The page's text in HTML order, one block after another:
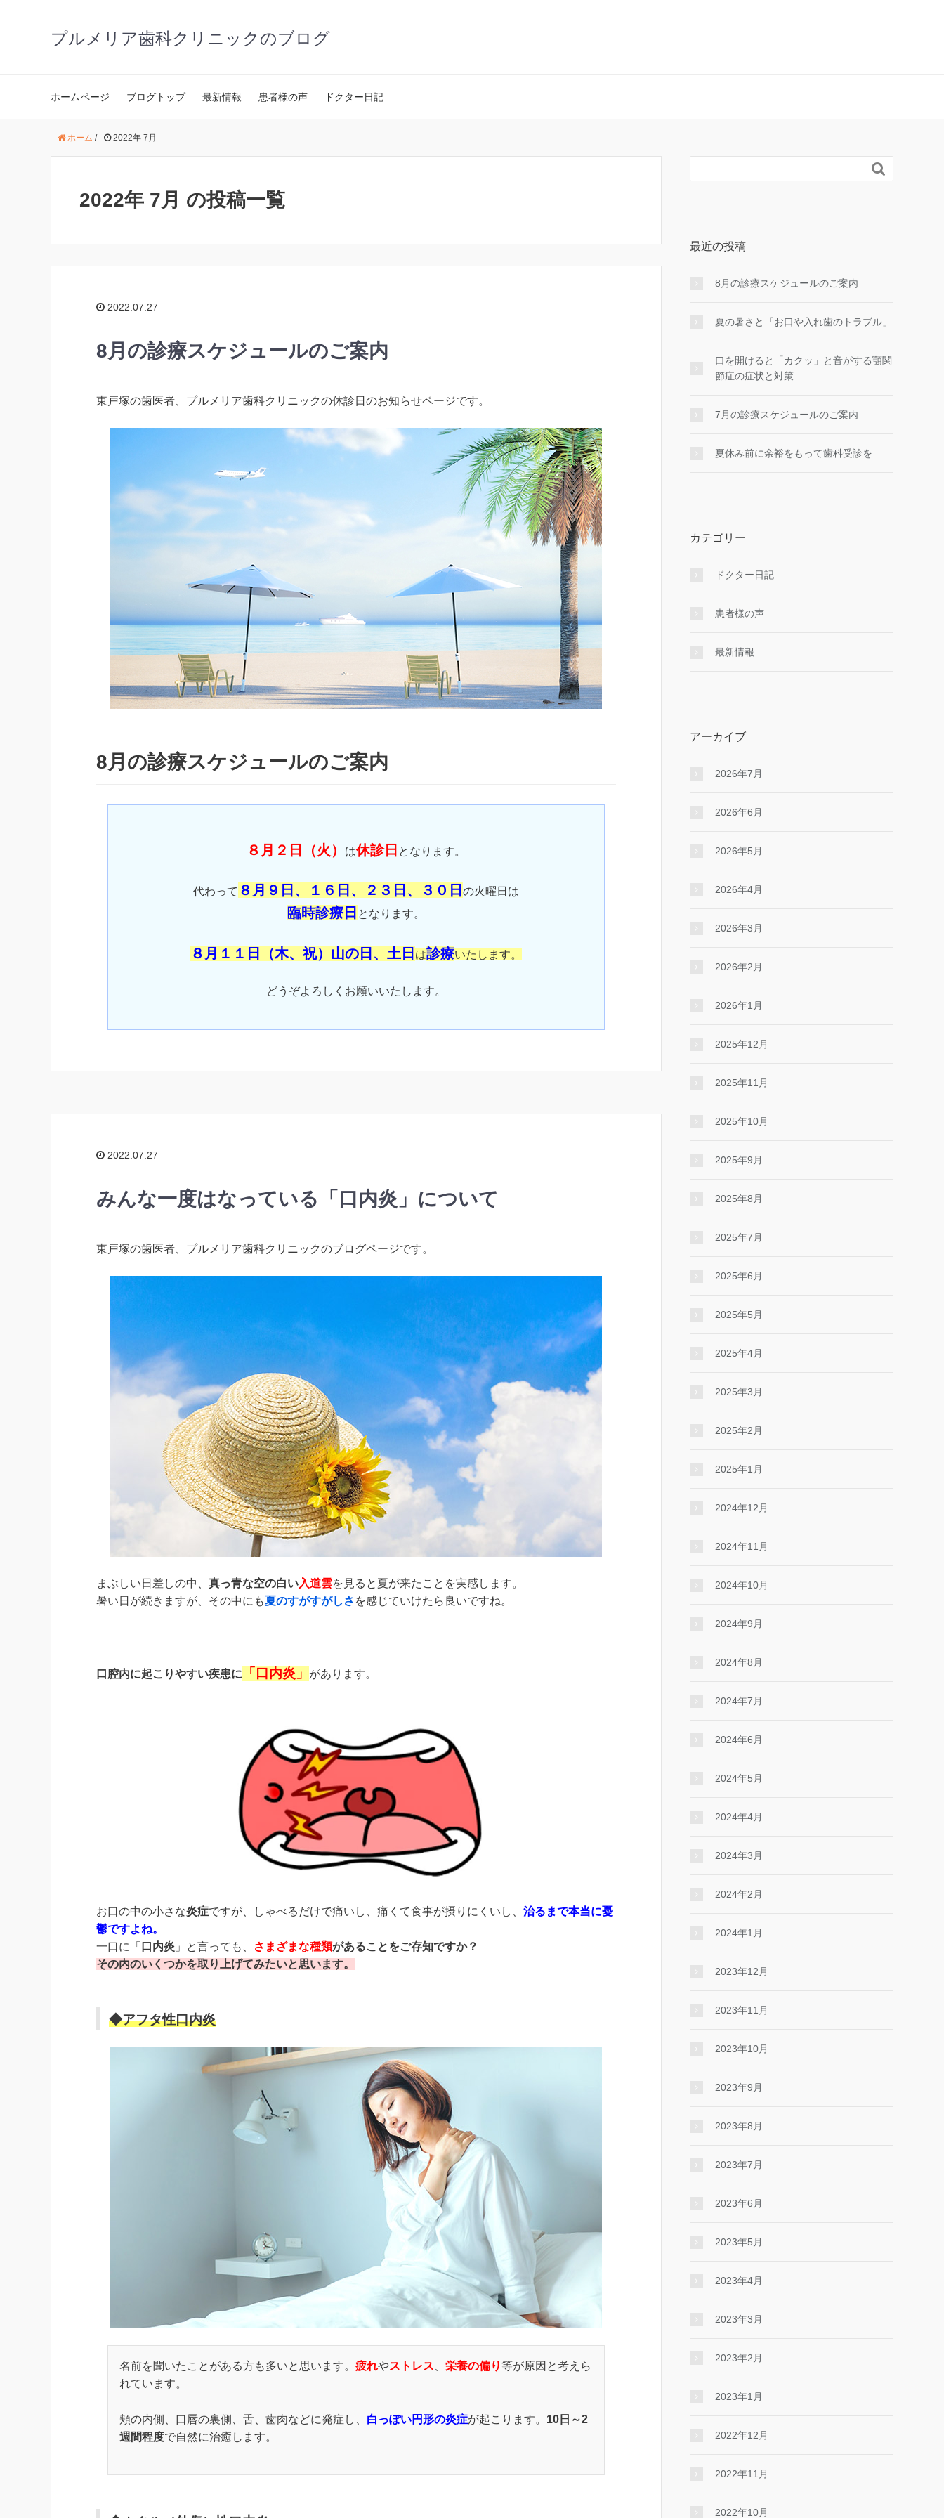
プルメリア歯科クリニックのブログ
ホームページ ブログトップ 最新情報 患者様の声 ドクター日記
ホーム / 2022年 7月
2022年 7月 の投稿一覧
2022.07.27
8月の診療スケジュールのご案内
東戸塚の歯医者、プルメリア歯科クリニックの休診日のお知らせページです。
8月の診療スケジュールのご案内
８月２日（火） は休診日 となります。
代わって ８月９日、１６日、２３日、３０日 の火曜日は
臨時診療日 となります。
８月１１日（木、祝）山の日、土日 は診療いたします。
どうぞよろしくお願いいたします。
2022.07.27
みんな一度はなっている「口内炎」について
東戸塚の歯医者、プルメリア歯科クリニックのブログページです。
まぶしい日差しの中、 真っ青な空の白い入道雲を見ると夏が来たことを実感します。
暑い日が続きますが、その中にも夏のすがすがしさ を感じていけたら良いですね。
口腔内に起こりやすい疾患に 「 口内炎 」 があります。
お口の中の小さな炎症ですが、しゃべるだけで痛いし、痛くて食事が摂りにくいし、 治るまで本当に憂
鬱ですよね。
一口に「 口内炎 」と言っても、 さまざまな種類があることをご存知ですか？
その内のいくつかを取り上げてみたいと思います。
◆アフタ性口内炎
名前を聞いたことがある方も多いと思います。 疲れやストレス 栄養の偏り等が原因と考えら
れています。
頬の内側、口唇の裏側、舌、歯肉などに発症し、 白っぽい円形の炎症が起こります。 10日～2
週間程度で自然に治癒します。

最近の投稿
8月の診療スケジュールのご案内
夏の暑さと「お口や入れ歯のトラブル」
口を開けると「カクッ」と音がする顎関
節症の症状と対策
7月の診療スケジュールのご案内
夏休み前に余裕をもって歯科受診を
カテゴリー
ドクター日記
患者様の声
最新情報
アーカイブ
2026年7月
2026年6月
2026年5月
2026年4月
2026年3月
2026年2月
2026年1月
2025年12月
2025年11月
2025年10月
2025年9月
2025年8月
2025年7月
2025年6月
2025年5月
2025年4月
2025年3月
2025年2月
2025年1月
2024年12月
2024年11月
2024年10月
2024年9月
2024年8月
2024年7月
2024年6月
2024年5月
2024年4月
2024年3月
2024年2月
2024年1月
2023年12月
2023年11月
2023年10月
2023年9月
2023年8月
2023年7月
2023年6月
2023年5月
2023年4月
2023年3月
2023年2月
2023年1月
2022年12月
2022年11月
2022年10月